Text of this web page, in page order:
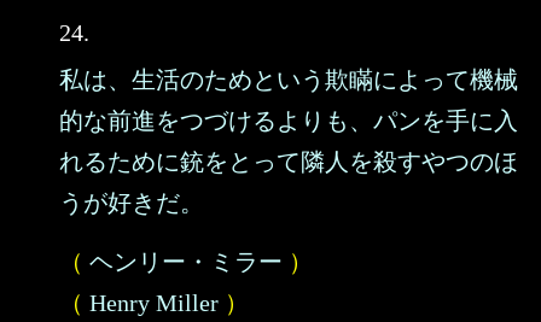
24.
私は、生活のためという欺瞞によって機械
的な前進をつづけるよりも、パンを手に入
れるために銃をとって隣人を殺すやつのほ
うが好きだ。
（ ヘンリー・ミラー ）
（ Henry Miller ）